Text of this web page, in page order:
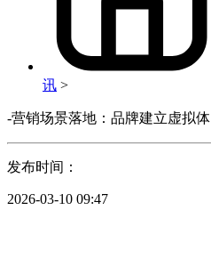
讯 >
-营销场景落地：品牌建立虚拟体
发布时间：
2026-03-10 09:47